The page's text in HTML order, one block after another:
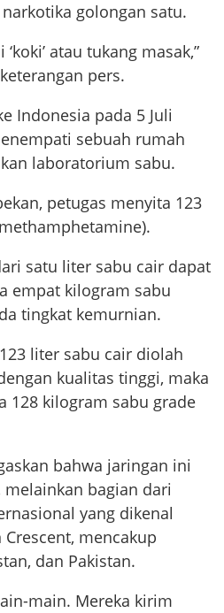
golongan satu.
atau tukang masak,”
pers.
Indonesia pada 5 Juli
sebuah rumah
laboratorium sabu.
petugas menyita 123
satu liter sabu cair dapat
empat kilogram sabu
tingkat kemurnian.
liter sabu cair diolah
kualitas tinggi, maka
128 kilogram sabu grade
bahwa jaringan ini
bagian dari
yang dikenal
mencakup
dan Pakistan.
main. Mereka kirim